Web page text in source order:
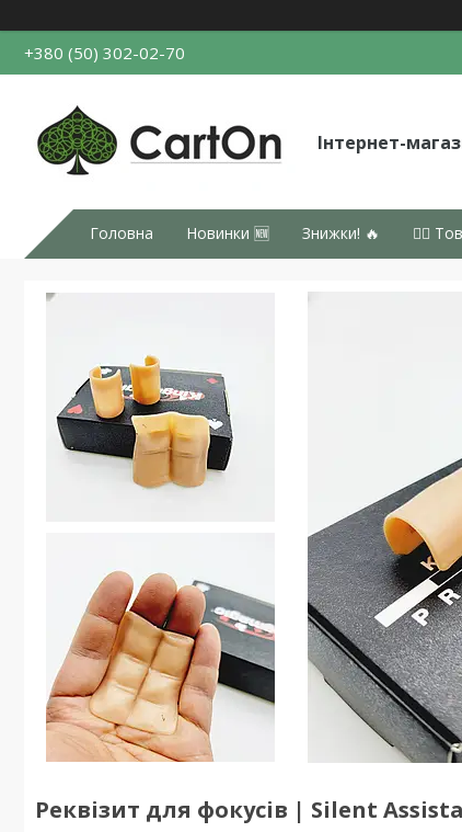
+380 (50) 302-02-70
Інтернет-
Головна Новинки 🆕 Знижки! 🔥 👉🏻
Реквізит для фокусів | Silent